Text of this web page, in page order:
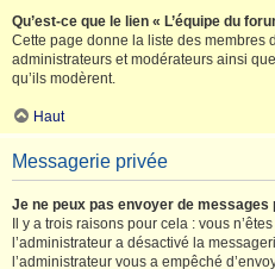
Qu’est-ce que le lien « L’équipe du
Cette page donne la liste des membres
administrateurs et modérateurs ainsi
qu’ils modèrent.
Haut
Messagerie privée
Je ne peux pas envoyer de messages
Il y a trois raisons pour cela : vous
l’administrateur a désactivé la
l’administrateur vous a empêché